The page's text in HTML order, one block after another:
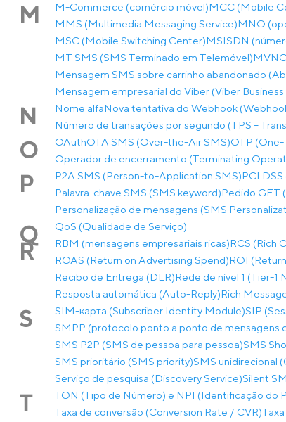
M M-Commerce (comércio móvel)MCC (Mobile
MMS (Multimedia Messaging Service)MNO
MSC (Mobile Switching Center)MSISDN
MT SMS (SMS Terminado em Telemóvel)
Mensagem SMS sobre carrinho abandonado
Mensagem empresarial do Viber (Viber
N Nome alfaNova tentativa do Webhook
Número de transações por segundo (TPS –
O OAuthOTA SMS (Over-the-Air SMS)OTP
Operador de encerramento (Terminating
P P2A SMS (Person-to-Application SMS)PCI
Palavra-chave SMS (SMS keyword)Pedido GET
Personalização de mensagens (SMS
Q QoS (Qualidade de Serviço)
R RBM (mensagens empresariais ricas)RCS (Rich
ROAS (Return on Advertising Spend)ROI
Recibo de Entrega (DLR)Rede de nível 1 (Tier-1
Resposta automática (Auto-Reply)Rich
S SIM-карта (Subscriber Identity Module)SIP
SMPP (protocolo ponto a ponto de mensagens
SMS P2P (SMS de pessoa para pessoa)SMS
SMS prioritário (SMS priority)SMS unidirecional
Serviço de pesquisa (Discovery Service)Silent
T TON (Tipo de Número) e NPI (Identificação do
Taxa de conversão (Conversion Rate / CVR)